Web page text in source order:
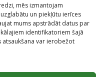
mēs izmantojam
un piekļūtu ierīces
mums apstrādāt datus par
identifikatoriem šajā
atsaukšana var ierobežot
Rīgā |Pārpublicējot
pašvaldības